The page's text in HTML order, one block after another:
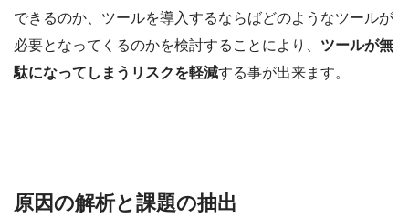
できるのか、ツールを導入するならばどのようなツールが
必要となってくるのかを検討することにより、 ツールが無
駄になってしまうリスクを軽減する事が出来ます。
原因の解析と課題の抽出